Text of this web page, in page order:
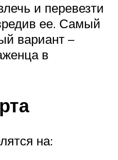
и перевезти
ее. Самый
вариант –
в
на: